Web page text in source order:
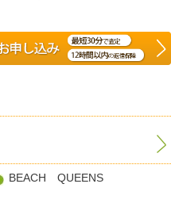
BEACH QUEENS